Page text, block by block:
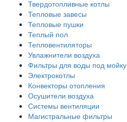
Твердотопливные котлы
Тепловые завесы
Тепловые пушки
Теплый пол
Тепловентиляторы
Увлажнители воздуха
Фильтры для воды под мойку
Электрокотлы
Конвекторы отопления
Осушители воздуха
Системы вентиляции
Магистральные фильтры